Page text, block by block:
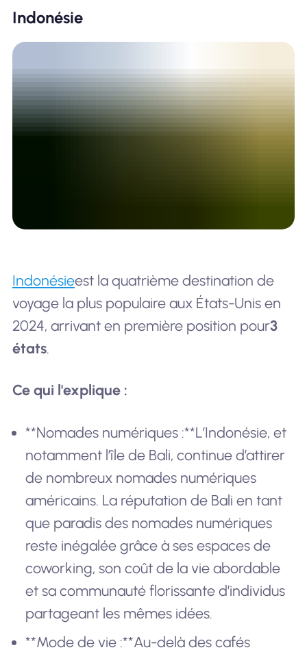
Indonésie
Indonésieest la quatrième destination de
voyage la plus populaire aux États-Unis en
2024, arrivant en première position pour3
états.
Ce qui l'explique :
**Nomades numériques :**L’Indonésie, et
notamment l’île de Bali, continue d’attirer
de nombreux nomades numériques
américains. La réputation de Bali en tant
que paradis des nomades numériques
reste inégalée grâce à ses espaces de
coworking, son coût de la vie abordable
et sa communauté florissante d’individus
partageant les mêmes idées.
**Mode de vie :**Au-delà des cafés